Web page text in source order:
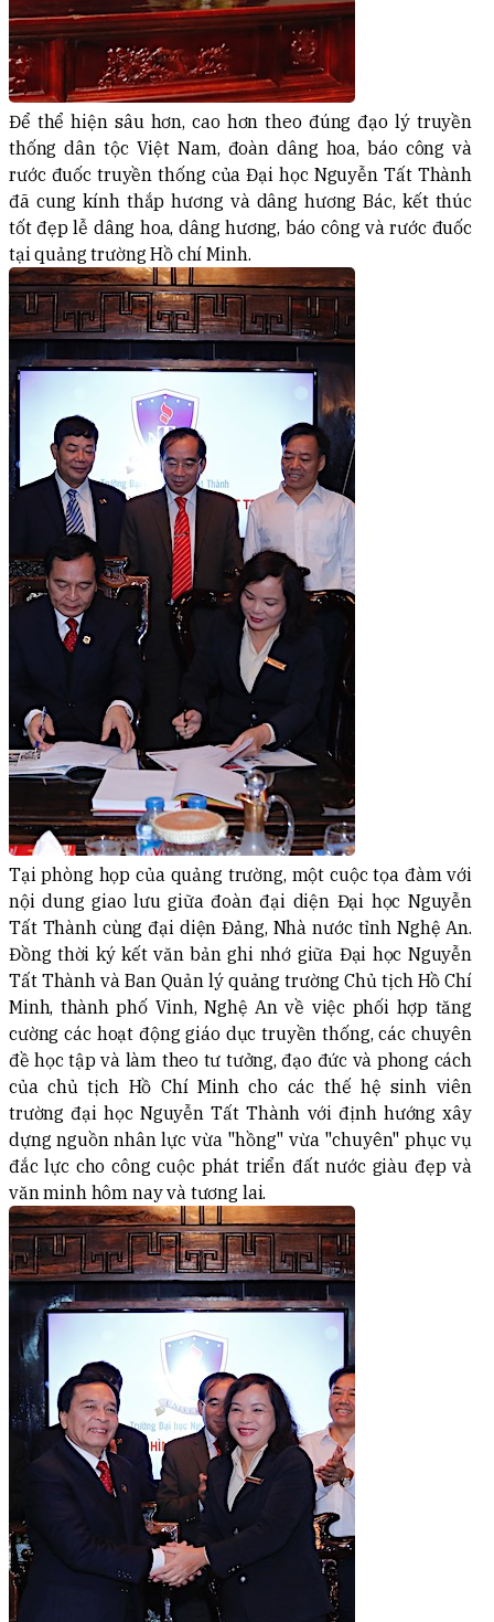
Để thể hiện sâu hơn, cao hơn theo đúng đạo lý truyền
thống dân tộc Việt Nam, đoàn dâng hoa, báo công và
rước đuốc truyền thống của Đại học Nguyễn Tất Thành
đã cung kính thắp hương và dâng hương Bác, kết thúc
tốt đẹp lễ dâng hoa, dâng hương, báo công và rước đuốc
tại quảng trường Hồ chí Minh.
Tại phòng họp của quảng trường, một cuộc tọa đàm với
nội dung giao lưu giữa đoàn đại diện Đại học Nguyễn
Tất Thành cùng đại diện Đảng, Nhà nước tỉnh Nghệ An.
Đồng thời ký kết văn bản ghi nhớ giữa Đại học Nguyễn
Tất Thành và Ban Quản lý quảng trường Chủ tịch Hồ Chí
Minh, thành phố Vinh, Nghệ An về việc phối hợp tăng
cường các hoạt động giáo dục truyền thống, các chuyên
đề học tập và làm theo tư tưởng, đạo đức và phong cách
của chủ tịch Hồ Chí Minh cho các thế hệ sinh viên
trường đại học Nguyễn Tất Thành với định hướng xây
dựng nguồn nhân lực vừa "hồng" vừa "chuyên" phục vụ
đắc lực cho công cuộc phát triển đất nước giàu đẹp và
văn minh hôm nay và tương lai.